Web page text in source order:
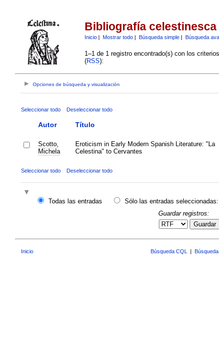
Bibliografía celestinesca
Inicio| Mostrar todo| Búsqueda simple| Búsqueda
1–1 de 1 registro encontrado(s) con los
(RSS):
Opciones de búsqueda y visualización
Seleccionar todo Deseleccionar todo
Autor Título
Scotto,
Michela
Eroticism in Early Modern Spanish Literature: "La
Celestina" to Cervantes
Seleccionar todo Deseleccionar todo
Todas las entradas
Sólo las entradas seleccionadas:
Guardar registros:
Guardar
Inicio Búsqueda CQL